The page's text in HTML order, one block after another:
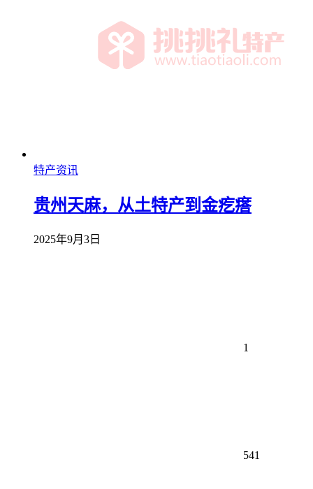
特产资讯
贵州天麻，从土特产到金疙瘩
2025年9月3日
1
541